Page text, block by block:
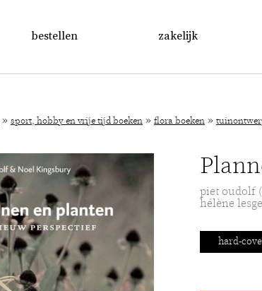
bestellen zakelijk
» sport, hobby en vrije tijd boeken » flora boeken »
piet oudolf
hélène
hard-